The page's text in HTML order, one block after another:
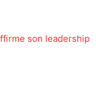
son leadership